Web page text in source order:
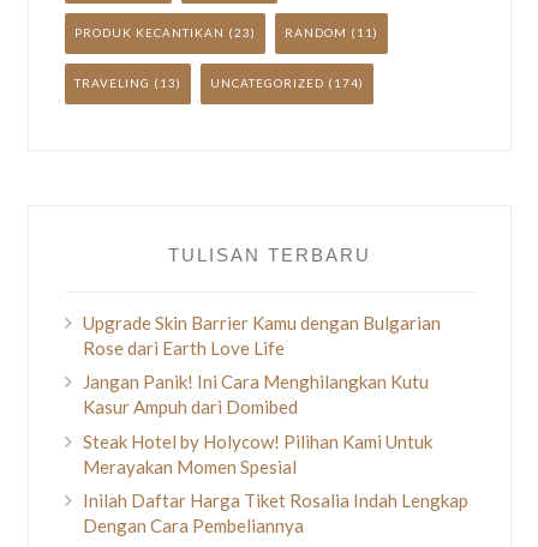
PRODUK KECANTIKAN (23) RANDOM (11)
TRAVELING (13) UNCATEGORIZED (174)
TULISAN TERBARU
Upgrade Skin Barrier Kamu dengan Bulgarian
Rose dari Earth Love Life
Jangan Panik! Ini Cara Menghilangkan Kutu
Kasur Ampuh dari Domibed
Steak Hotel by Holycow! Pilihan Kami Untuk
Merayakan Momen Spesial
Inilah Daftar Harga Tiket Rosalia Indah Lengkap
Dengan Cara Pembeliannya